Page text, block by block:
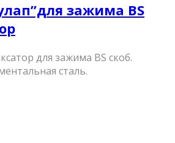
зажима BS
для зажима BS скоб.
сталь.